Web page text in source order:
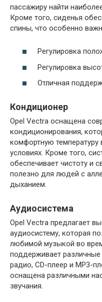
пассажиру найти
Кроме того, сиденья
спины, что особенно
Регулировка
Регулировка
Отличная
Кондиционер
Opel Vectra оснащена
кондиционирования,
комфортную
условиях. Кроме того,
обеспечивает чистоту и
полезно для людей с
дыханием.
Аудиосистема
Opel Vectra предлагает
аудиосистему, которая
любимой музыкой во
поддерживает различные
радио, CD-плеер и MP3-
оснащена различными
звучания.